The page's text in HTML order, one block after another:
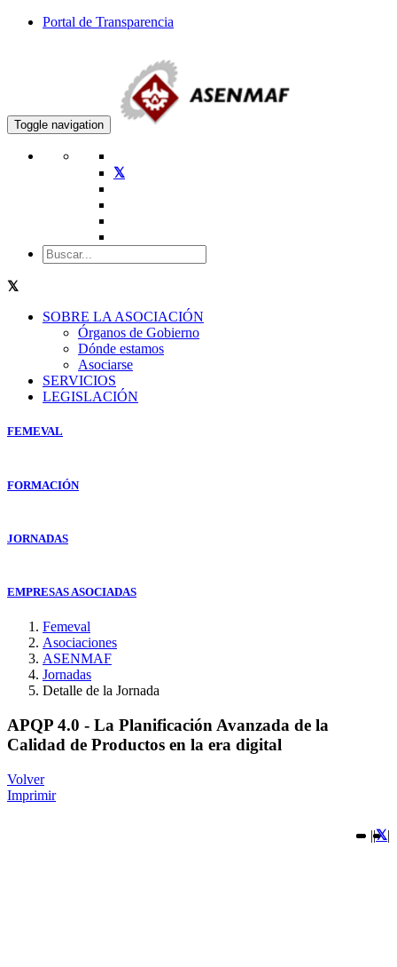
Portal de Transparencia
Toggle navigation
SOBRE LA ASOCIACIÓN
Órganos de Gobierno
Dónde estamos
Asociarse
SERVICIOS
LEGISLACIÓN
FEMEVAL
FORMACIÓN
JORNADAS
EMPRESAS ASOCIADAS
Femeval
Asociaciones
ASENMAF
Jornadas
Detalle de la Jornada
APQP 4.0 - La Planificación Avanzada de la
Calidad de Productos en la era digital
Volver
Imprimir
|| |